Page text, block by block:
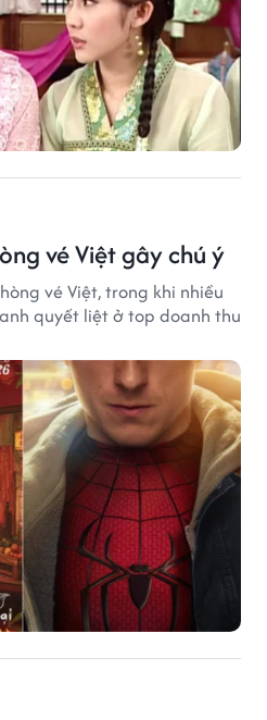
vé Việt gây chú ý
vé Việt, trong khi nhiều
quyết liệt ở top doanh thu